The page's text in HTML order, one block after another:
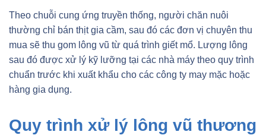
Theo chuỗi cung ứng truyền thống, người chăn nuôi
thường chỉ bán thịt gia cầm, sau đó các đơn vị chuyên thu
mua sẽ thu gom lông vũ từ quá trình giết mổ. Lượng lông
sau đó được xử lý kỹ lưỡng tại các nhà máy theo quy trình
chuẩn trước khi xuất khẩu cho các công ty may mặc hoặc
hàng gia dụng.
Quy trình xử lý lông vũ thương